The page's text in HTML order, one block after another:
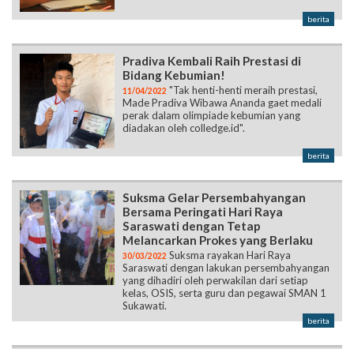
berita
Pradiva Kembali Raih Prestasi di
Bidang Kebumian!
11/04/2022 "Tak henti-henti meraih prestasi,
Made Pradiva Wibawa Ananda gaet medali
perak dalam olimpiade kebumian yang
diadakan oleh colledge.id".
berita
Suksma Gelar Persembahyangan
Bersama Peringati Hari Raya
Saraswati dengan Tetap
Melancarkan Prokes yang Berlaku
30/03/2022 Suksma rayakan Hari Raya
Saraswati dengan lakukan persembahyangan
yang dihadiri oleh perwakilan dari setiap
kelas, OSIS, serta guru dan pegawai SMAN 1
Sukawati.
berita